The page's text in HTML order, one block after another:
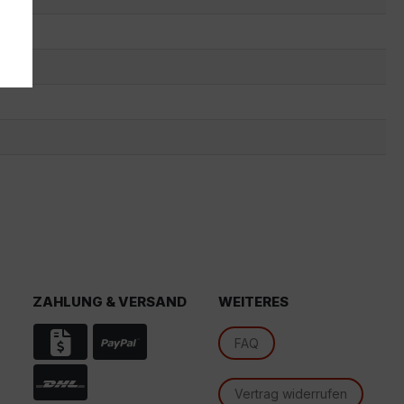
ZAHLUNG & VERSAND WEITERES
FAQ
Vertrag widerrufen